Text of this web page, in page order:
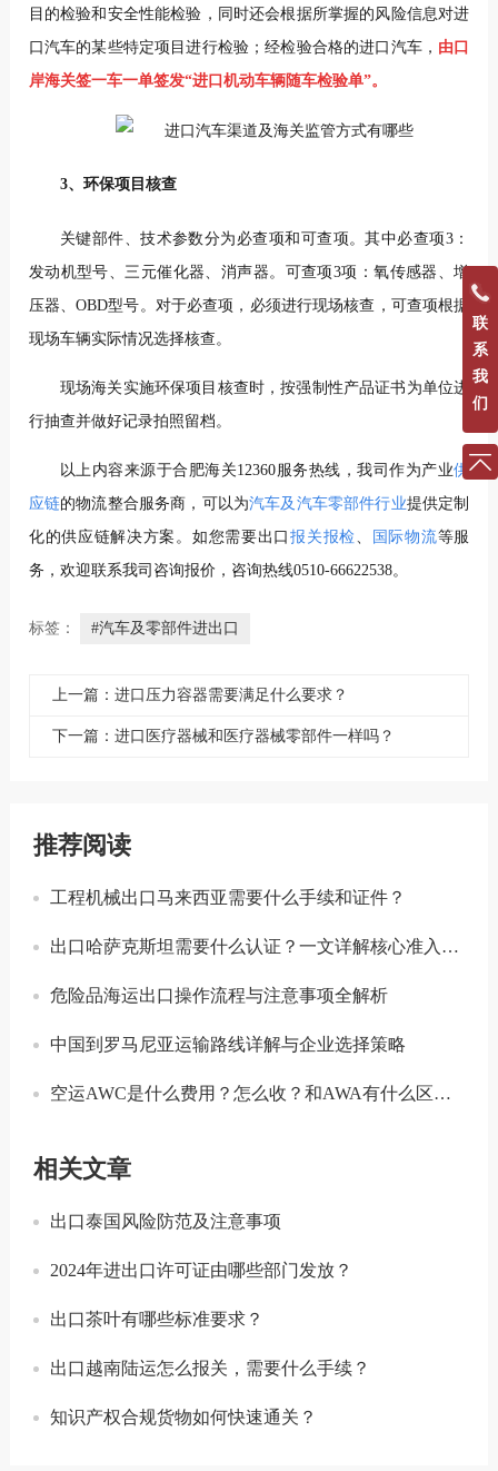
目的检验和安全性能检验，同时还会根据所掌握的风险信息对进
口汽车的某些特定项目进行检验；经检验合格的进口汽车， 由口
岸海关签一车一单签发“进口机动车辆随车检验单”。
3、环保项目核查
关键部件、技术参数分为必查项和可查项。其中必查项3：
发动机型号、三元催化器、消声器。可查项3项：氧传感器、增
压器、OBD型号。对于必查项，必须进行现场核查，可查项根据
现场车辆实际情况选择核查。
现场海关实施环保项目核查时，按强制性产品证书为单位进
行抽查并做好记录拍照留档。
以上内容来源于合肥海关12360服务热线，我司作为产业供
应链的物流整合服务商，可以为汽车及汽车零部件行业提供定制
化的供应链解决方案。如您需要出口报关报检 国际物流等服
务，欢迎联系我司咨询报价，咨询热线0510-66622538。
标签： #汽车及零部件进出口
上一篇：进口压力容器需要满足什么要求？
下一篇：进口医疗器械和医疗器械零部件一样吗？
推荐阅读
工程机械出口马来西亚需要什么手续和证件？
出口哈萨克斯坦需要什么认证？一文详解核心准入要求
危险品海运出口操作流程与注意事项全解析
中国到罗马尼亚运输路线详解与企业选择策略
空运AWC是什么费用？怎么收？和AWA有什么区别？
相关文章
出口泰国风险防范及注意事项
2024年进出口许可证由哪些部门发放？
出口茶叶有哪些标准要求？
出口越南陆运怎么报关，需要什么手续？
知识产权合规货物如何快速通关？
联
系
我
们